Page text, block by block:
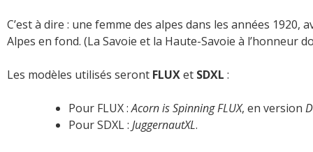
C’est à dire : une femme des alpes dans les années 1920,
Alpes en fond. (La Savoie et la Haute-Savoie à l’honneur
Les modèles utilisés seront FLUXet SDXL :
Pour FLUX :Acorn is Spinning FLUX, en version
Pour SDXL : JuggernautXL.